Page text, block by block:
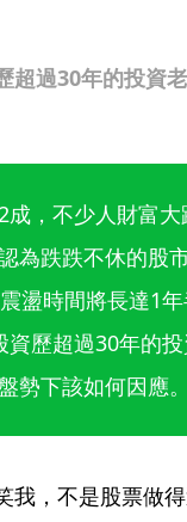
超過30年的投資
，不少人財富大
為跌跌不休的股
盪時間將長達1
歷超過30年的
勢下該如何因應。
我，不是股票做